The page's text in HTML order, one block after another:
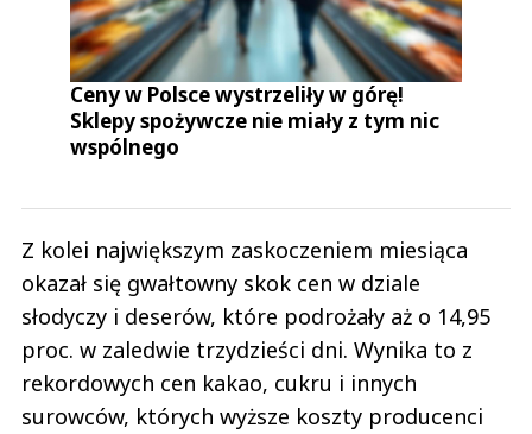
Ceny w Polsce wystrzeliły w górę!
Sklepy spożywcze nie miały z tym nic
wspólnego
Z kolei największym zaskoczeniem miesiąca
okazał się gwałtowny skok cen w dziale
słodyczy i deserów, które podrożały aż o 14,95
proc. w zaledwie trzydzieści dni. Wynika to z
rekordowych cen kakao, cukru i innych
surowców, których wyższe koszty producenci